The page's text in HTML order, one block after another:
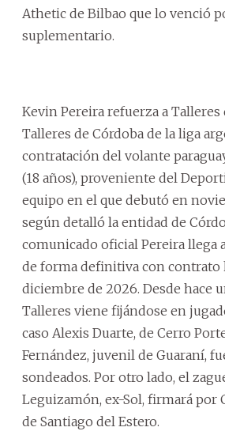
Athetic de Bilbao que lo venció
suplementario.
Kevin Pereira refuerza a Talleres
Talleres de Córdoba de la liga
contratación del volante
(18 años), proveniente del
equipo en el que debutó en
según detalló la entidad de
comunicado oficial Pereira llega
de forma definitiva con contrato
diciembre de 2026. Desde hace
Talleres viene fijándose en
caso Alexis Duarte, de Cerro
Fernández, juvenil de Guaraní,
sondeados. Por otro lado, el
Leguizamón, ex-Sol, firmará por
de Santiago del Estero.